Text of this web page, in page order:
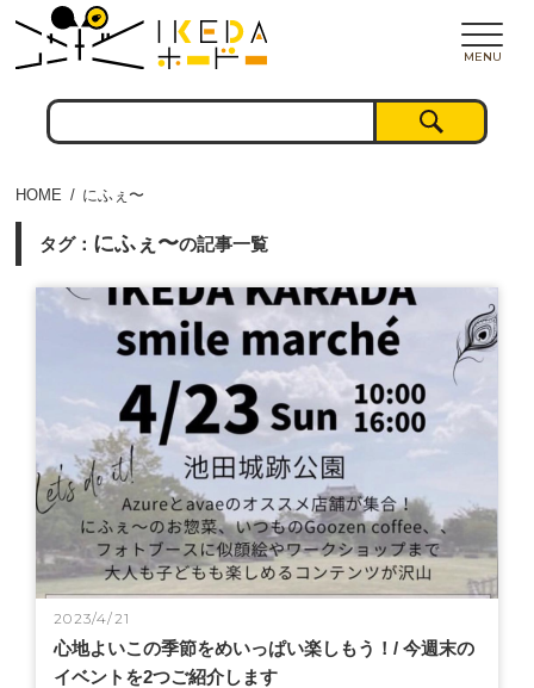
MENU
HOME にふぇ〜
タグ： にふぇ〜の記事一覧
2023/4/21
心地よいこの季節をめいっぱい楽しもう！/ 今週末の
イベントを2つご紹介します